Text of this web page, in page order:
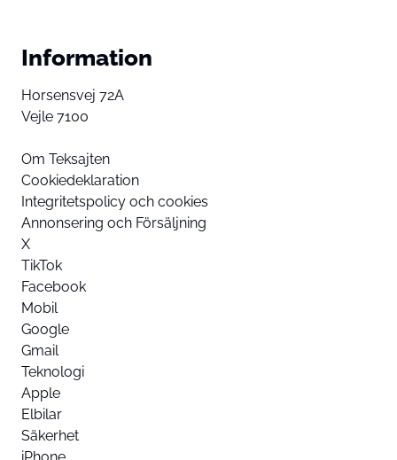
Information
Horsensvej 72A
Vejle 7100
Om Teksajten
Cookiedeklaration
Integritetspolicy och cookies
Annonsering och Försäljning
X
TikTok
Facebook
Mobil
Google
Gmail
Teknologi
Apple
Elbilar
Säkerhet